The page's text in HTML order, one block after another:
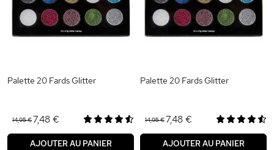
Palette 20 Fards Glitter
14,95 €7,48 €
AJOUTER AU PANIER
Palette 20 Fards Glitter
14,95 €7,48 €
AJOUTER AU PANIER